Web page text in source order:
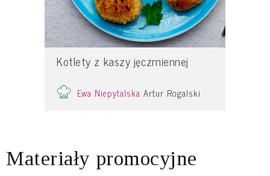
Kotlety z kaszy jęczmiennej
Ewa Niepytalska Artur Rogalski
Materiały promocyjne